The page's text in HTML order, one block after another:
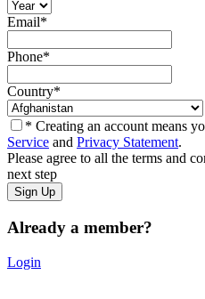
Email*
Phone*
Country*
* Creating an account means
Service and Privacy Statement.
Please agree to all the terms and
next step
Already a member?
Login